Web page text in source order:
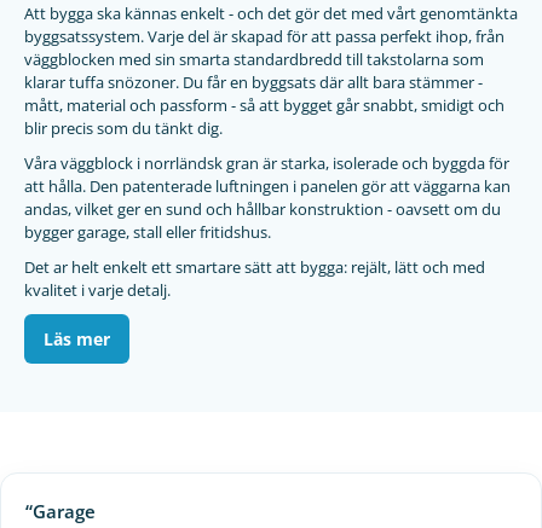
Att bygga ska kännas enkelt - och det gör det med vårt genomtänkta
byggsatssystem. Varje del är skapad för att passa perfekt ihop, från
väggblocken med sin smarta standardbredd till takstolarna som
klarar tuffa snözoner. Du får en byggsats där allt bara stämmer -
mått, material och passform - så att bygget går snabbt, smidigt och
blir precis som du tänkt dig.
Våra väggblock i norrländsk gran är starka, isolerade och byggda för
att hålla. Den patenterade luftningen i panelen gör att väggarna kan
andas, vilket ger en sund och hållbar konstruktion - oavsett om du
bygger garage, stall eller fritidshus.
Det ar helt enkelt ett smartare sätt att bygga: rejält, lätt och med
kvalitet i varje detalj.
Läs mer
“Garage